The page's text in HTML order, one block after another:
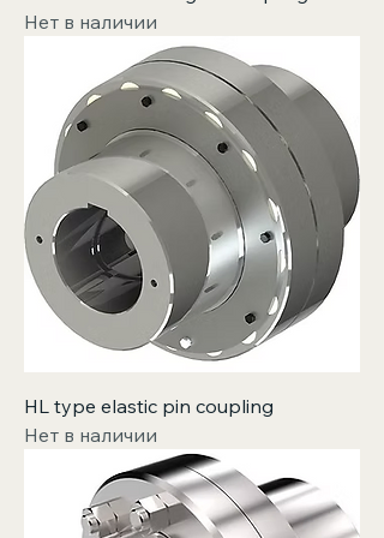
Нет в наличии
HL type elastic pin coupling
Нет в наличии